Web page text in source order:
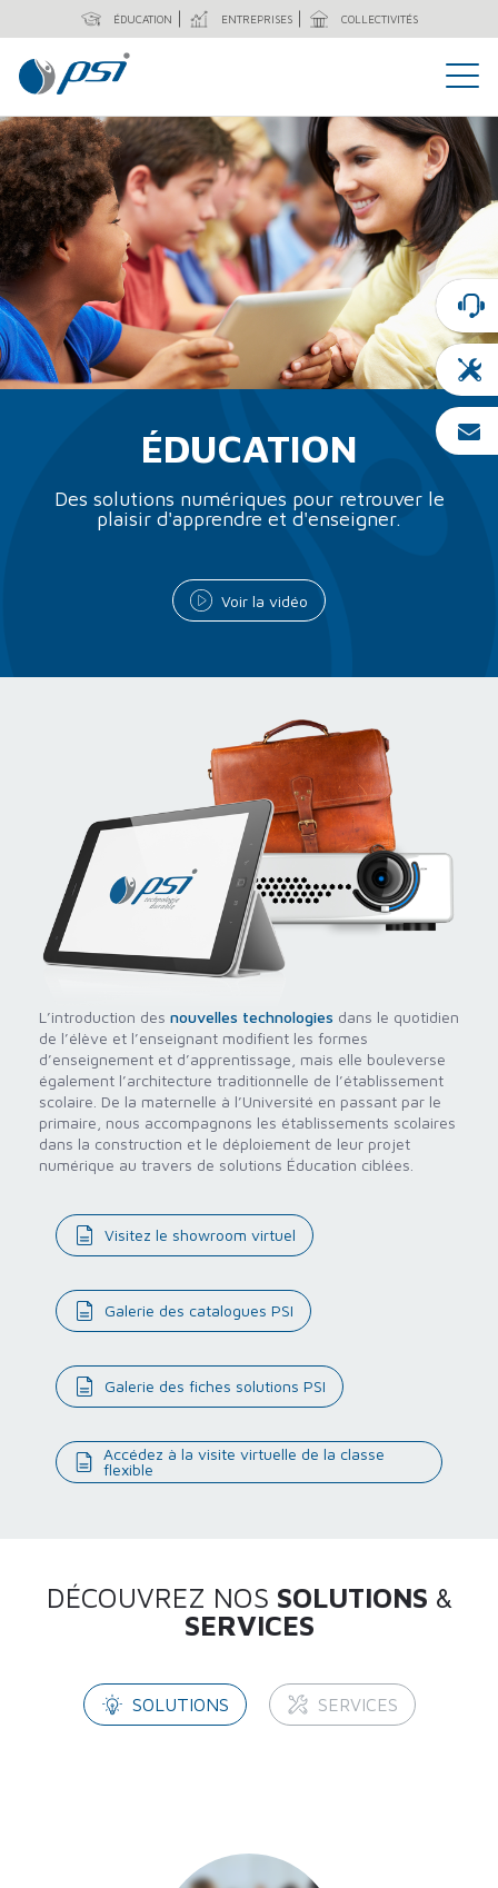
ÉDUCATION ENTREPRISES COLLECTIVITÉS
ÉDUCATION
Des solutions numériques pour retrouver le
plaisir d'apprendre et d'enseigner.
Voir la vidéo
L’introduction des nouvelles technologies dans le quotidien
de l’élève et l’enseignant modifient les formes
d’enseignement et d’apprentissage, mais elle bouleverse
également l’architecture traditionnelle de l’établissement
scolaire. De la maternelle à l’Université en passant par le
primaire, nous accompagnons les établissements scolaires
dans la construction et le déploiement de leur projet
numérique au travers de solutions Éducation ciblées.
Visitez le showroom virtuel
Galerie des catalogues PSI
Galerie des fiches solutions PSI
Accédez à la visite virtuelle de la classe
flexible
DÉCOUVREZ NOS SOLUTIONS &
SERVICES
SOLUTIONS SERVICES